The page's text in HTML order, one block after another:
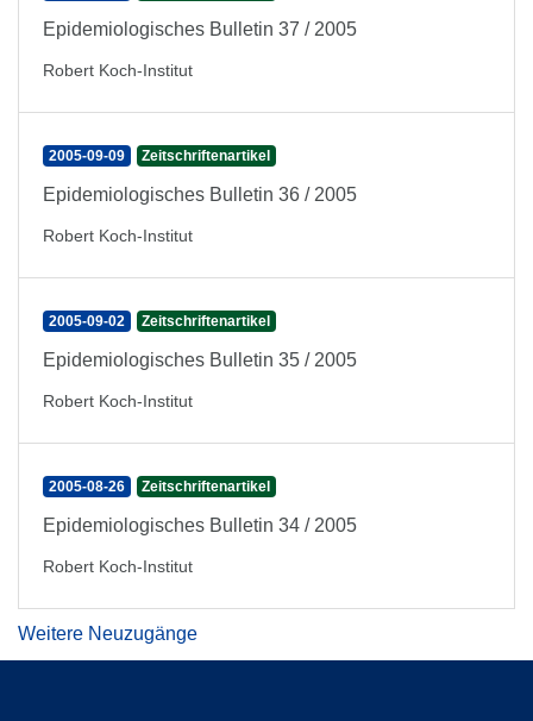
Epidemiologisches Bulletin 37 / 2005
Robert Koch-Institut
2005-09-09 Zeitschriftenartikel
Epidemiologisches Bulletin 36 / 2005
Robert Koch-Institut
2005-09-02 Zeitschriftenartikel
Epidemiologisches Bulletin 35 / 2005
Robert Koch-Institut
2005-08-26 Zeitschriftenartikel
Epidemiologisches Bulletin 34 / 2005
Robert Koch-Institut
Weitere Neuzugänge